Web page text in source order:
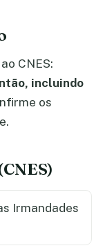
CNES:
incluindo
os
Irmandades